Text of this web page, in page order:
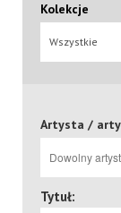
Kolekcje
Wszystkie
Artysta /
Tytuł: